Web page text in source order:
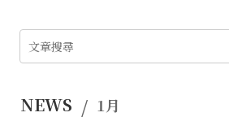
NEWS 1月